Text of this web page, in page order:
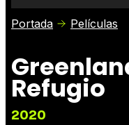
Críticas
Portada Películas
Refugio
2020